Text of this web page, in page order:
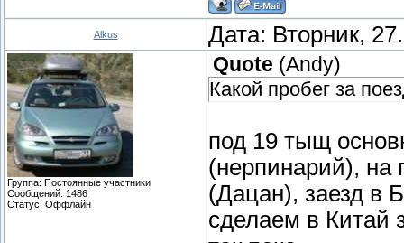
Alkus Дата: Вторник,
Группа: Постоянные участники
Сообщений: 1486
Статус: Оффлайн
Quote (Andy)
Какой пробег за
под 19 тыщ
(нерпинарий), на
(Дацан), заезд в
сделаем в Китай